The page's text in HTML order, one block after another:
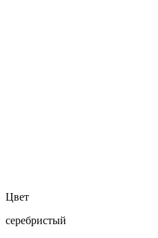
Цвет
серебристый